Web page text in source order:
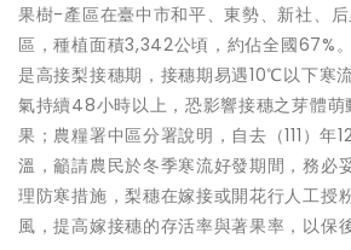
果樹-產區在臺中市和平、東勢、新社、
區，種植面積3,342公頃，約佔全國67%
是高接梨接穗期，接穗期易遇10℃以下寒
氣持續48小時以上，恐影響接穗之芽體萌
果；農糧署中區分署說明，自去（111）年
溫，籲請農民於冬季寒流好發期間，務必
理防寒措施，梨穗在嫁接或開花行人工授
風，提高嫁接穗的存活率與著果率，以保